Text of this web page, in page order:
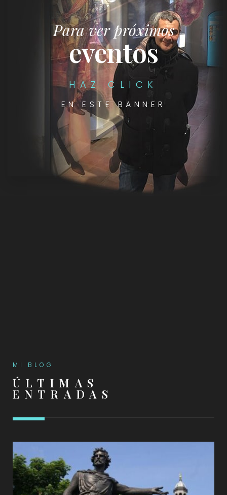
Para ver próximos
eventos
HAZ CLICK
EN ESTE BANNER
MI BLOG
ÚLTIMAS
ENTRADAS